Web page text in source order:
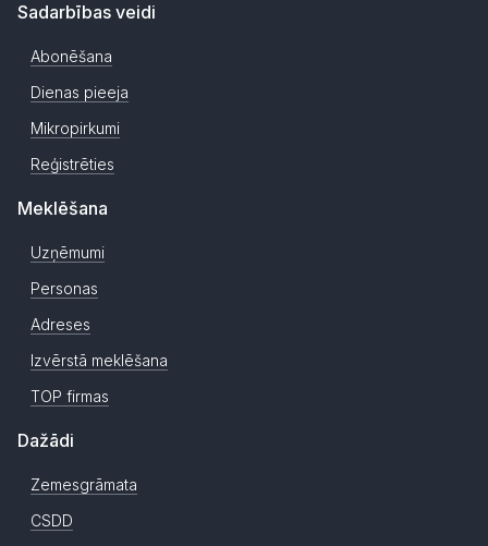
Sadarbības veidi
Abonēšana
Dienas pieeja
Mikropirkumi
Reģistrēties
Meklēšana
Uzņēmumi
Personas
Adreses
Izvērstā meklēšana
TOP firmas
Dažādi
Zemesgrāmata
CSDD